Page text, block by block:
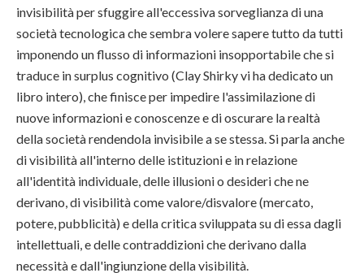
invisibilità per sfuggire all'eccessiva sorveglianza di una
società tecnologica che sembra volere sapere tutto da tutti
imponendo un flusso di informazioni insopportabile che si
traduce in surplus cognitivo (Clay Shirky vi ha dedicato un
libro intero), che finisce per impedire l'assimilazione di
nuove informazioni e conoscenze e di oscurare la realtà
della società rendendola invisibile a se stessa. Si parla anche
di visibilità all'interno delle istituzioni e in relazione
all'identità individuale, delle illusioni o desideri che ne
derivano, di visibilità come valore/disvalore (mercato,
potere, pubblicità) e della critica sviluppata su di essa dagli
intellettuali, e delle contraddizioni che derivano dalla
necessità e dall'ingiunzione della visibilità.